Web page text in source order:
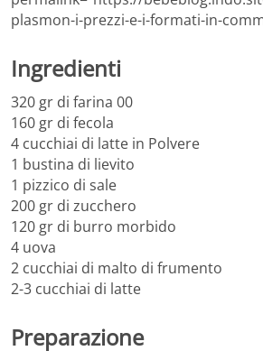
plasmon-i-prezzi-e-i-formati-in-
Ingredienti
320 gr di farina 00
160 gr di fecola
4 cucchiai di latte in Polvere
1 bustina di lievito
1 pizzico di sale
200 gr di zucchero
120 gr di burro morbido
4 uova
2 cucchiai di malto di frumento
2-3 cucchiai di latte
Preparazione